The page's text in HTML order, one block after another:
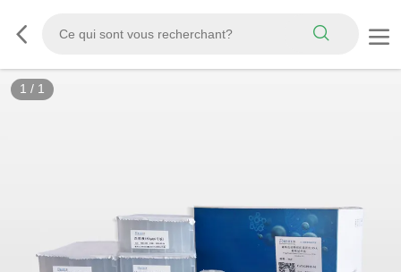
1 / 1